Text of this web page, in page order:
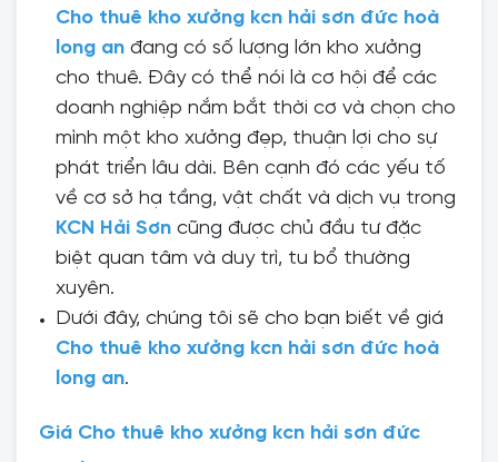
Cho thuê kho xưởng kcn hải sơn đức hoà
long an đang có số lượng lớn kho xưởng
cho thuê. Đây có thể nói là cơ hội để các
doanh nghiệp nắm bắt thời cơ và chọn cho
mình một kho xưởng đẹp, thuận lợi cho sự
phát triển lâu dài. Bên cạnh đó các yếu tố
về cơ sở hạ tầng, vật chất và dịch vụ trong
KCN Hải Sơn cũng được chủ đầu tư đặc
biệt quan tâm và duy trì, tu bổ thường
xuyên.
Dưới đây, chúng tôi sẽ cho bạn biết về giá
Cho thuê kho xưởng kcn hải sơn đức hoà
long an.
Giá Cho thuê kho xưởng kcn hải sơn đức